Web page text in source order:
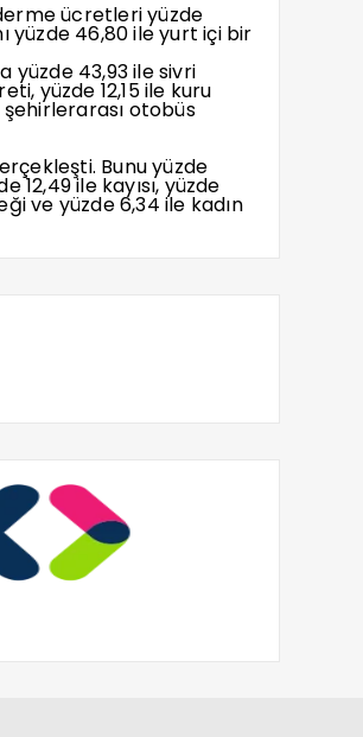
ücretleri yüzde
yüzde 46,80 ile yurt içi bir
yüzde 43,93 ile sivri
yüzde 12,15 ile kuru
şehirlerarası otobüs
Bunu yüzde
12,49 ile kayısı, yüzde
ve yüzde 6,34 ile kadın